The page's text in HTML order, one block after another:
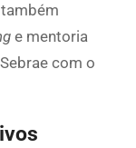
e mentoria
com o